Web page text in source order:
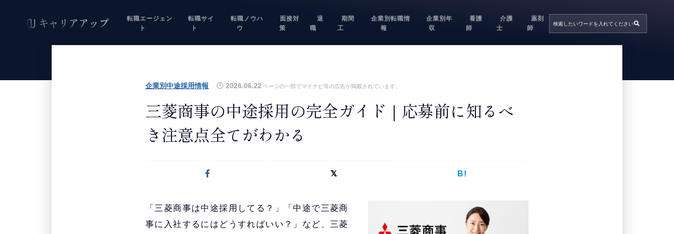
転職エージェン
ト
転職サイ
ト
転職ノウハ
ウ
面接対
策
退
職
期間
工
企業別転職情
報
企業別年
収
看護
師
介護
士
薬剤
師
ページの一部でマイナビ等の広告が掲載されています。
企業別中途採用情報 2026.06.22
三菱商事の中途採用の完全ガイド｜応募前に知るべ
き注意点全てがわかる
B!
「三菱商事は中途採用してる？」「中途で三菱商
事に入社するにはどうすればいい？」など、三菱